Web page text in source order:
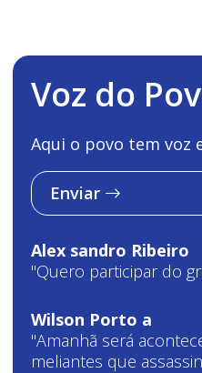
Voz do
Aqui o povo tem voz
Enviar
Alex sandro Ribeiro
"Quero participar do
Wilson Porto a
"Amanhã será
meliantes que